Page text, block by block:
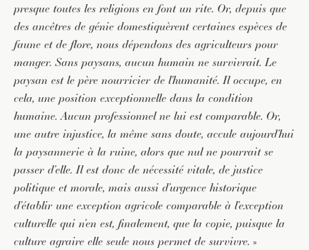
presque toutes les religions en font un rite. Or, depuis que
des ancêtres de génie domestiquèrent certaines espèces de
faune et de flore, nous dépendons des agriculteurs pour
manger. Sans paysans, aucun humain ne survivrait. Le
paysan est le père nourricier de l’humanité. Il occupe, en
cela, une position exceptionnelle dans la condition
humaine. Aucun professionnel ne lui est comparable. Or,
une autre injustice, la même sans doute, accule aujourd’hui
la paysannerie à la ruine, alors que nul ne pourrait se
passer d’elle.Il est donc de nécessité vitale, de justice
politique et morale, mais aussi d’urgence historique
d’établir une exception agricole comparable à l’exception
culturelle qui n’en est, finalement, que la copie, puisque la
culture agraire elle seule nous permet de survivre. »